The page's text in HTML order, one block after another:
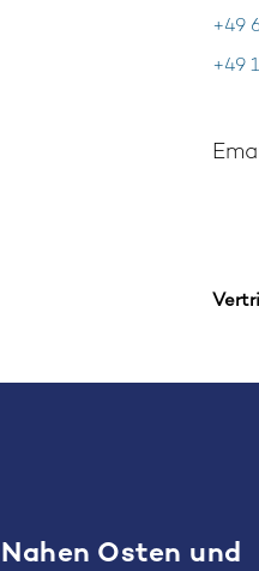
+49
+49
Osten und